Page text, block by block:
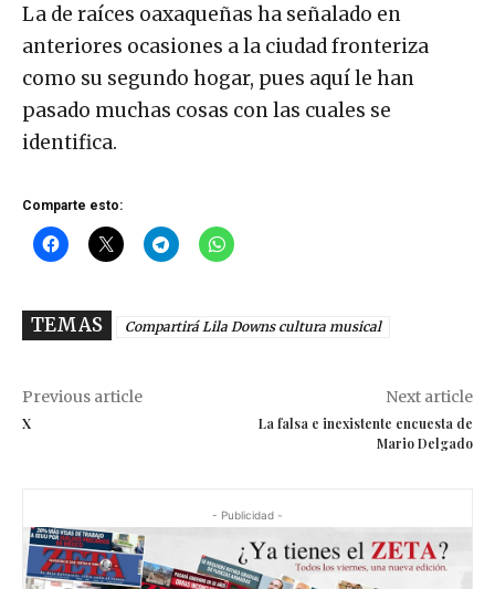
La de raíces oaxaqueñas ha señalado en
anteriores ocasiones a la ciudad fronteriza
como su segundo hogar, pues aquí le han
pasado muchas cosas con las cuales se
identifica.
Comparte esto:
TEMAS Compartirá Lila Downs cultura musical
Previous article
X
Next article
La falsa e inexistente encuesta de
Mario Delgado
- Publicidad -